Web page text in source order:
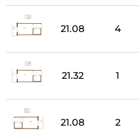
21.08 4
21.32 1
21.08 2